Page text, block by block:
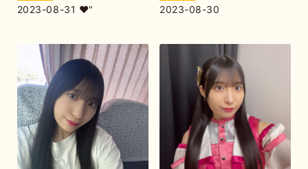
2023-08-31 ❤︎" 2023-08-30